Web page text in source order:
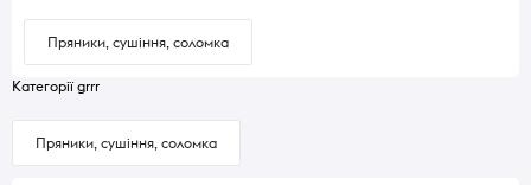
Пряники, сушіння, соломка
Категорії grrr
Пряники, сушіння, соломка